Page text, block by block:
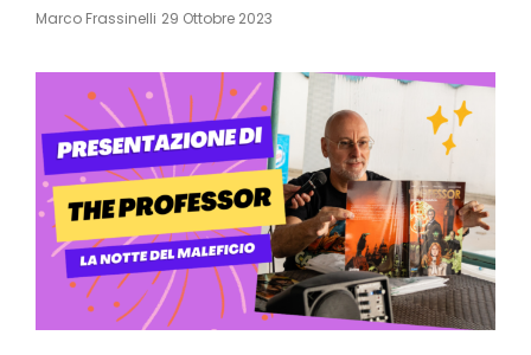
Marco Frassinelli Posted
29 Ottobre 2023